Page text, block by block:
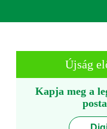
Újság
Kapja meg a